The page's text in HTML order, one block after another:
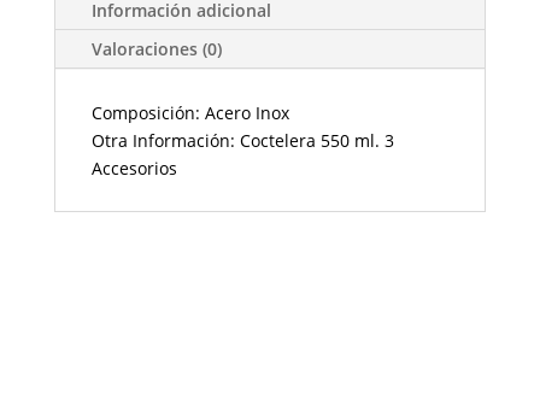
Información adicional
Valoraciones (0)
Composición: Acero Inox
Otra Información: Coctelera 550 ml. 3
Accesorios